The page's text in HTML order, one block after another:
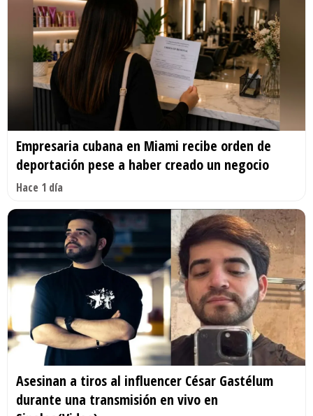
Empresaria cubana en Miami recibe orden de
deportación pese a haber creado un negocio
Hace 1 día
Asesinan a tiros al influencer César Gastélum
durante una transmisión en vivo en